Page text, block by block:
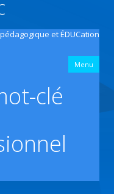
et ÉDUCation
Menu
clé